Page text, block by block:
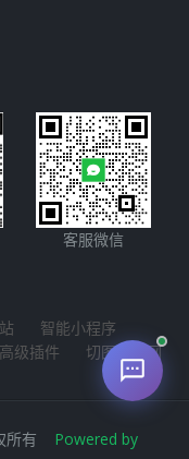
客服微信
智能小程序
级插件
切图源码网
所有 Powered by